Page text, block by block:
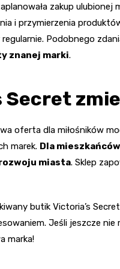
zakup ulubionej
i przymierzenia
Podobnego
znanej marki.
Secret
oferta dla miłośników
marek. Dla
miasta. Sklep
butik Victoria’s
Jeśli jeszcze
marka!